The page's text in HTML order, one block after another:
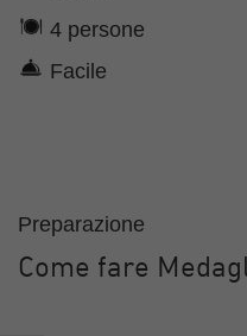
4 persone
Facile
Preparazione
Come fare